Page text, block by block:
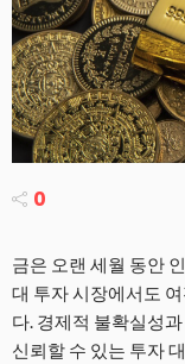
0
금은 오랜 세월 동안
대 투자 시장에서도
다. 경제적 불확실성
신뢰할 수 있는 투자